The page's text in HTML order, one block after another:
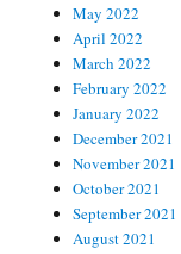
May 2022
April 2022
March 2022
February 2022
January 2022
December 2021
November 2021
October 2021
September 2021
August 2021